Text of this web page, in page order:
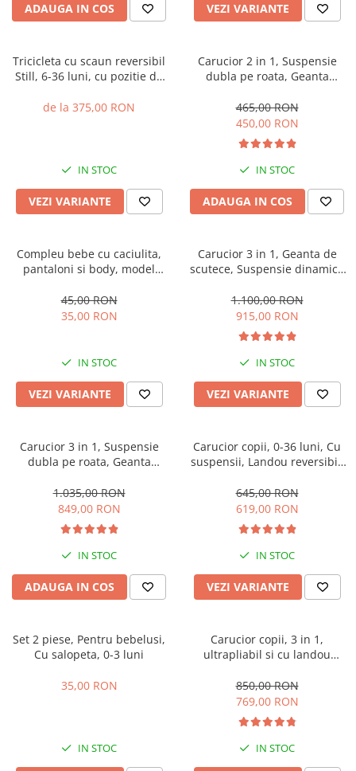
ADAUGA IN COS VEZI VARIANTE
Tricicleta cu scaun reversibil
Still, 6-36 luni, cu pozitie de
plina
de la 375,00 RON
IN STOC
VEZI VARIANTE
Carucior 2 in 1, Suspensie
dubla pe roata, Geanta
Belecoo, turcoaz
465,00 RON
450,00 RON
IN STOC
ADAUGA IN COS
Compleu bebe cu caciulita,
pantaloni si body, model
45,00 RON
35,00 RON
IN STOC
VEZI VARIANTE
Carucior 3 in 1, Geanta de
scutece, Suspensie dinamica
aluminiu
1.100,00 RON
915,00 RON
IN STOC
VEZI VARIANTE
Carucior 3 in 1, Suspensie
dubla pe roata, Geanta
Belecoo, bej
1.035,00 RON
849,00 RON
IN STOC
ADAUGA IN COS
Carucior copii, 0-36 luni, Cu
suspensii, Landou reversibil,
Roata cauciuc
645,00 RON
619,00 RON
IN STOC
VEZI VARIANTE
Set 2 piese, Pentru bebelusi,
Cu salopeta, 0-3 luni
35,00 RON
IN STOC
Carucior copii, 3 in 1,
ultrapliabil si cu landou
maner reglabil, negru
850,00 RON
769,00 RON
IN STOC